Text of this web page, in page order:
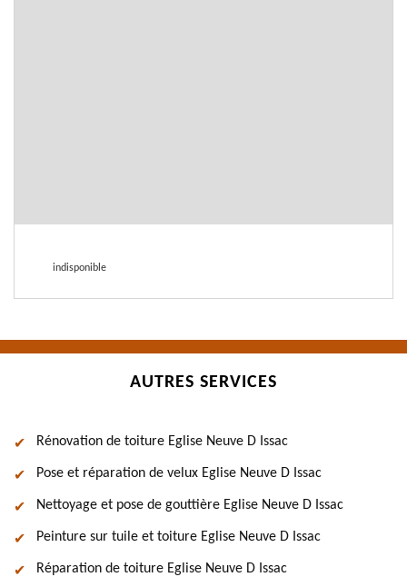
indisponible
AUTRES SERVICES
Rénovation de toiture Eglise Neuve D Issac
Pose et réparation de velux Eglise Neuve D Issac
Nettoyage et pose de gouttière Eglise Neuve D Issac
Peinture sur tuile et toiture Eglise Neuve D Issac
Réparation de toiture Eglise Neuve D Issac